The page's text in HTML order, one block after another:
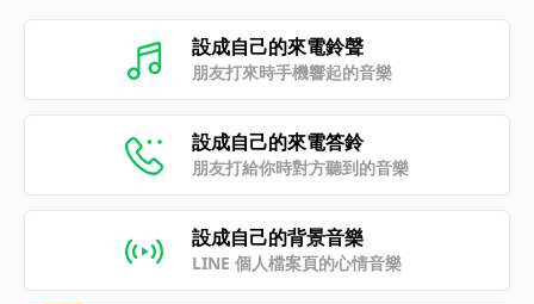
設成自己的來電鈴聲
朋友打來時手機響起的音樂
設成自己的來電答鈴
朋友打給你時對方聽到的音樂
設成自己的背景音樂
LINE 個人檔案頁的心情音樂